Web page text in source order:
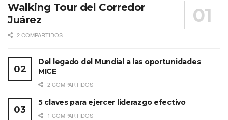
Walking Tour del Corredor
Juárez
2 COMPARTIDOS
Del legado del Mundial a las oportunidades
MICE
2 COMPARTIDOS
5 claves para ejercer liderazgo efectivo
1 COMPARTIDOS